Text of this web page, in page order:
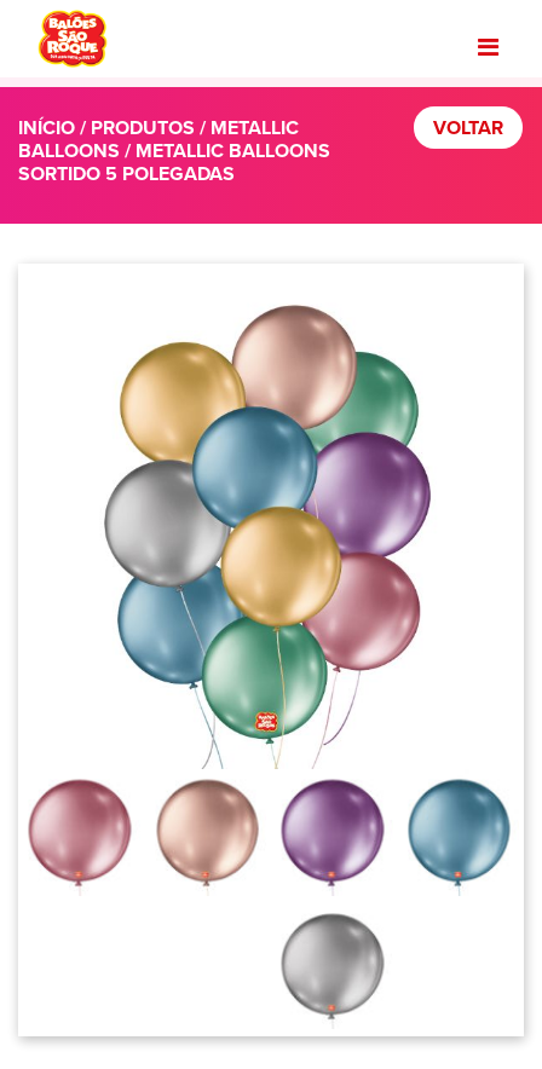
INÍCIO/PRODUTOS / METALLIC
BALLOONS / METALLIC BALLOONS
SORTIDO 5 POLEGADAS
VOLTAR